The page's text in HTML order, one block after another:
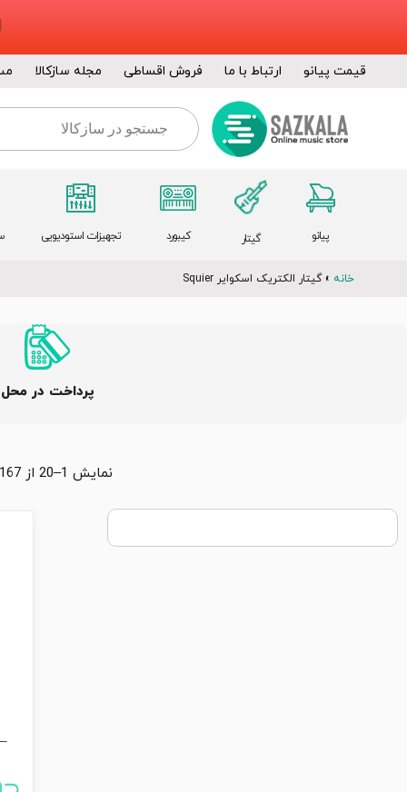
قیمت پیانو ارتباط با ما فروش اقساطی مجله سازکالا
پیانو گیتار کیبورد تجهیزات استودیویی
خانه »گیتار الکتریک اسکوایر Squier
پرداخت در محل
نمایش 1–20 از 167 محصول